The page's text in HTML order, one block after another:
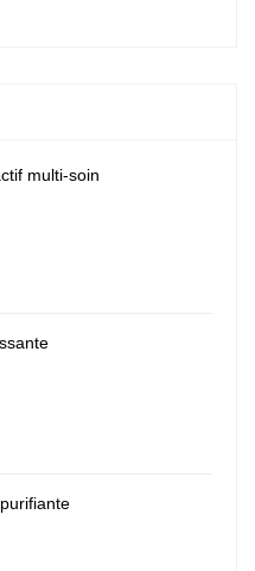
multi-soin